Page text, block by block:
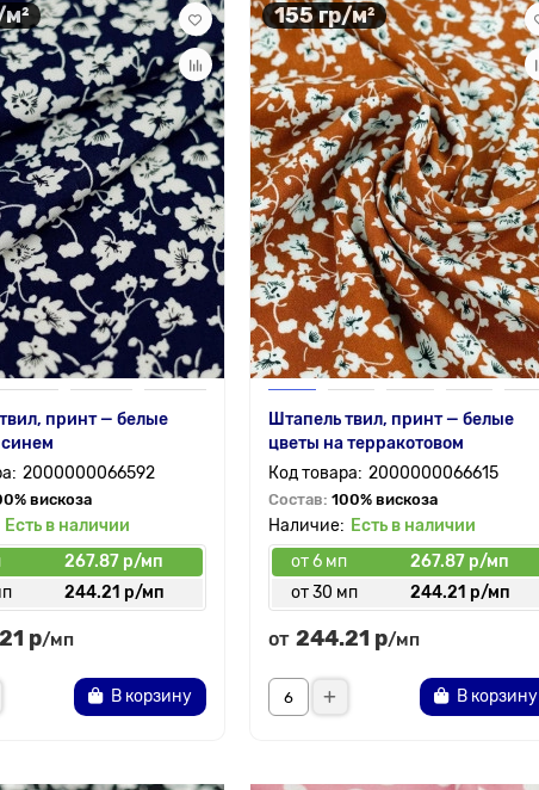
принт — белые
2000000066592
вискоза
Есть в наличии
267.87 р/мп
244.21 р/мп
р/мп
В корзину
155 гр/м²
Штапель твил, принт — белые
цветы на терракотовом
2000000066615
Состав: 100% вискоза
Есть в наличии
от 6 мп
267.87 р/мп
от 30 мп
244.21 р/мп
от 244.21 р/мп
В корзину